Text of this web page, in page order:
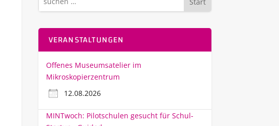
VERANSTALTUNGEN
Offenes Museumsatelier im
Mikroskopierzentrum
12.08.2026
MINTwoch: Pilotschulen gesucht für Schul-